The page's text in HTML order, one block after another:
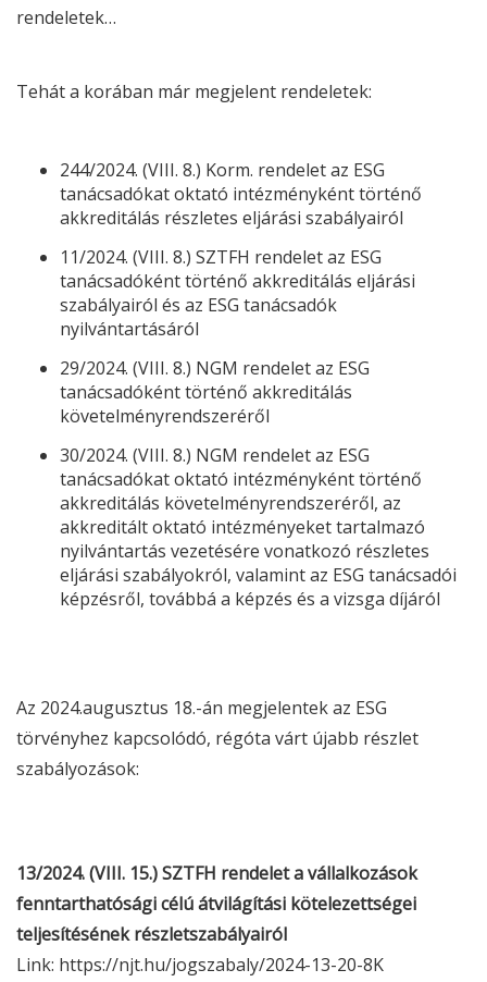
rendeletek…
Tehát a korában már megjelent rendeletek:
244/2024. (VIII. 8.) Korm. rendelet az ESG
tanácsadókat oktató intézményként történő
akkreditálás részletes eljárási szabályairól
11/2024. (VIII. 8.) SZTFH rendelet az ESG
tanácsadóként történő akkreditálás eljárási
szabályairól és az ESG tanácsadók
nyilvántartásáról
29/2024. (VIII. 8.) NGM rendelet az ESG
tanácsadóként történő akkreditálás
követelményrendszeréről
30/2024. (VIII. 8.) NGM rendelet az ESG
tanácsadókat oktató intézményként történő
akkreditálás követelményrendszeréről, az
akkreditált oktató intézményeket tartalmazó
nyilvántartás vezetésére vonatkozó részletes
eljárási szabályokról, valamint az ESG tanácsadói
képzésről, továbbá a képzés és a vizsga díjáról
Az 2024.augusztus 18.-án megjelentek az ESG
törvényhez kapcsolódó, régóta várt újabb részlet
szabályozások:
13/2024. (VIII. 15.) SZTFH rendelet a vállalkozások
fenntarthatósági célú átvilágítási kötelezettségei
teljesítésének részletszabályairól
Link: https://njt.hu/jogszabaly/2024-13-20-8K